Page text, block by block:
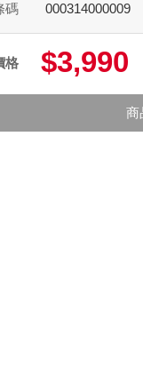
碼
000314000009
格 $3,990
商